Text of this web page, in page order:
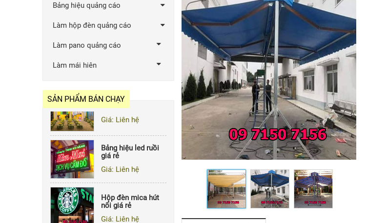
Bảng hiệu quảng cáo
Làm hộp đèn quảng cáo
Làm pano quảng cáo
Làm mái hiên
SẢN PHẨM BÁN CHẠY
giá rẻ
cáo bằng tôn sóng
Giá: Liên hệ
giá rẻ
Giá: Liên hệ
Giá: Liên hệ